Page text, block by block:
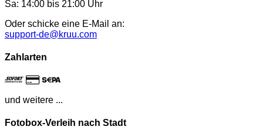
Sa: 14:00 bis 21:00 Uhr
Oder schicke eine E-Mail an:
support-de@kruu.com
Zahlarten
und weitere ...
Fotobox-Verleih nach Stadt